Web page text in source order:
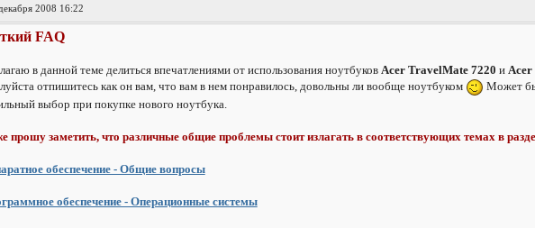
2008 16:22
FAQ
в данной теме делиться впечатлениями от использования ноутбуков Acer TravelMate 7220 и Acer
отпишитесь как он вам, что вам в нем понравилось, довольны ли вообще ноутбуком
Может
выбор при покупке нового ноутбука.
прошу заметить, что различные общие проблемы стоит излагать в соответствующих темах в
обеспечение - Общие вопросы
обеспечение - Операционные системы